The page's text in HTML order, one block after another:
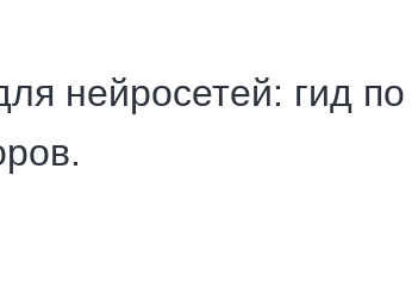
нейросетей: гид по